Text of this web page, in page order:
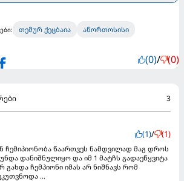
თემურ ქეცბაია ანორთოსისი
(0)/ (0)
3
(1)/ (1)
ჩემიპიონობა წაართვეს ნამდვილად მაგ დროს
დანიშნულიყო და იმ 1 მატჩს გადაეწყვიტა
გახდა ჩემპიონი იმას არ ნიშნავს რომ
...